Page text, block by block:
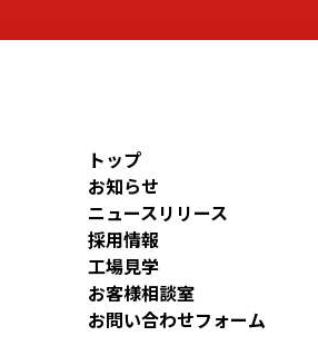
トップ
お知らせ
ニュースリリース
採用情報
工場見学
お客様相談室
お問い合わせフォーム